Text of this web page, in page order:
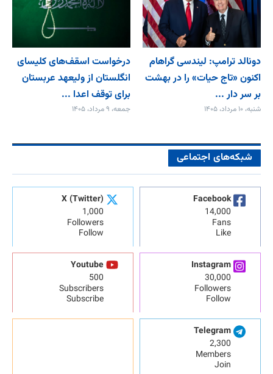
دونالد ترامپ: لیندسی گراهام
اکنون «تاج حیات» را در بهشت
بر سر دار ...
شنبه، ۱۰ مرداد، ۱۴۰۵
درخواست اسقف‌های کلیسای
انگلستان از ولیعهد عربستان
برای توقف اعدا ...
جمعه، ۹ مرداد، ۱۴۰۵
شبکه‌های اجتماعی
Facebook
14,000
Fans
Like
X (Twitter)
1,000
Followers
Follow
Instagram
30,000
Followers
Follow
Youtube
500
Subscribers
Subscribe
Telegram
2,300
Members
Join